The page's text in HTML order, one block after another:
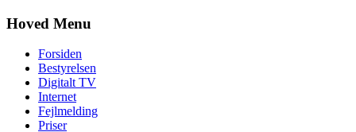
Hoved Menu
Forsiden
Bestyrelsen
Digitalt TV
Internet
Fejlmelding
Priser